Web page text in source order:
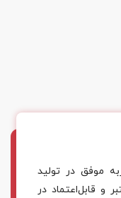
موفق در تولید
و قابل‌اعتماد در